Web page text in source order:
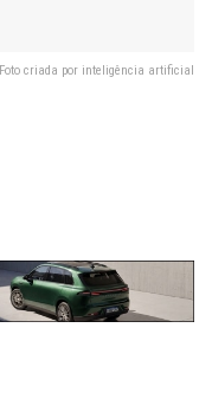
Foto criada por inteligência artificial